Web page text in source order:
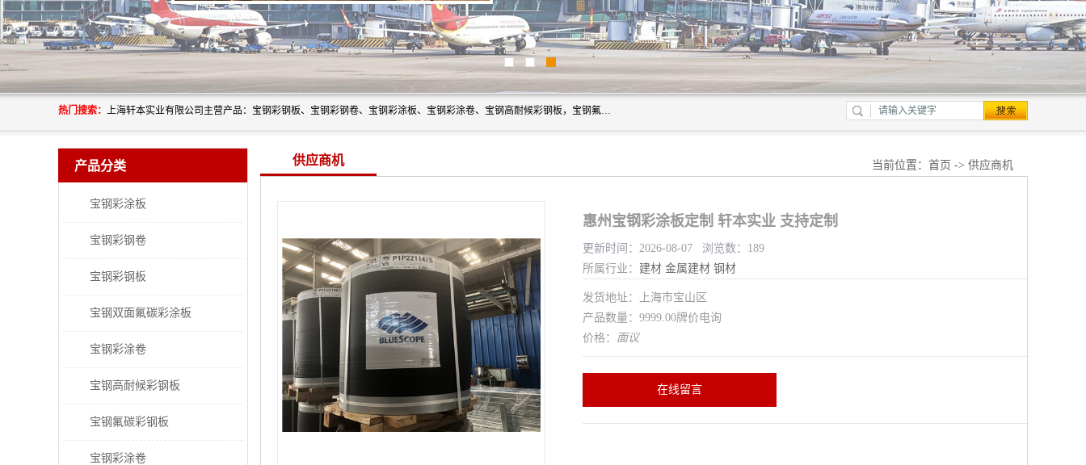
热门搜索： 上海轩本实业有限公司主营产品：宝钢彩钢板、宝钢彩钢卷、宝钢彩涂板、宝钢彩涂卷、宝钢高耐候彩钢板，宝钢氟碳彩钢板。是一家集钢铁贸易，物流、加工为一体的产业全配套公司。
产品分类
宝钢彩涂板
宝钢彩钢卷
宝钢彩钢板
宝钢双面氟碳彩涂板
宝钢彩涂卷
宝钢高耐候彩钢板
宝钢氟碳彩钢板
宝钢彩涂卷
供应商机 当前位置： 首页 -> 供应商机
惠州宝钢彩涂板定制 轩本实业 支持定制
更新时间：2026-08-07 浏览数：189
所属行业： 建材 金属建材 钢材
发货地址：上海市宝山区
产品数量：9999.00牌价电询
价格： 面议
在线留言